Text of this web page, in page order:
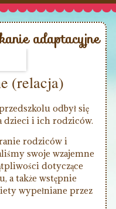
adaptacyjne
(relacja)
odbył się
dzieci i ich rodziców.
rodziców i
swoje wzajemne
dotyczące
a także wstępnie
wypełniane przez